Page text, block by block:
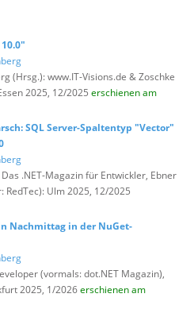
(Hrsg.): www.IT-Visions.de & Zoschke
2025, 12/2025 erschienen am
SQL Server-Spaltentyp "Vector"
.NET-Magazin für Entwickler, Ebner
Ulm 2025, 12/2025
Nachmittag in der NuGet-
(vormals: dot.NET Magazin),
2025, 1/2026erschienen am